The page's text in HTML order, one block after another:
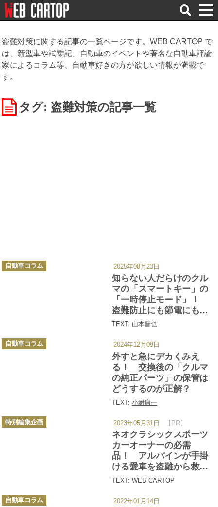
検
索
盗難対策に関する記事の一覧ページです。WEB CARTOP で
は、新型車や試乗記、自動車のイベントや著名な自動車評論
家によるコラム等、自動車好きの方が欲しい情報が満載で
す。
タグ: 盗難対策の記事一覧
知らない人だらけのクル
マの「スマートキー」の
「一時停止モード」！
盗難防止にも節電にも有
効だからいますぐやって!!
TEXT: 山本晋也
カ
テ
自動車コラム 2025年08月23日
外すと急にデカくみえ
る！ 交換後の「クルマ
の純正パーツ」の保管は
どうするのが正解？
TEXT: 小鮒康一
カ
テ
自動車コラム 2024年12月09日
ネオクラシックスポーツ
カーオーナーの必需
品！ アルパインが手掛
ける愛車を盗難から救う
GPSトラッカー「マモル
TEXT: WEB CARTOP
カ
テ
特別編集企画 2023年05月31日 【PR】
カ
テ
自動車コラム 2022年01月14日